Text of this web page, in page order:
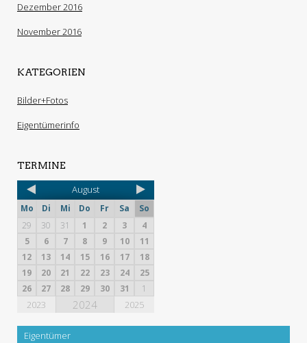
Dezember 2016
November 2016
KATEGORIEN
Bilder+Fotos
Eigentümerinfo
TERMINE
August
Mo Di Mi Do Fr Sa
So
29
30 31 1 2 3
4
5
6 7 8 9 10
11
12
13 14 15 16 17
18
19
20 21 22 23 24
25
26
27 28 29 30 31 1
2023 2024 2025
Eigentümer